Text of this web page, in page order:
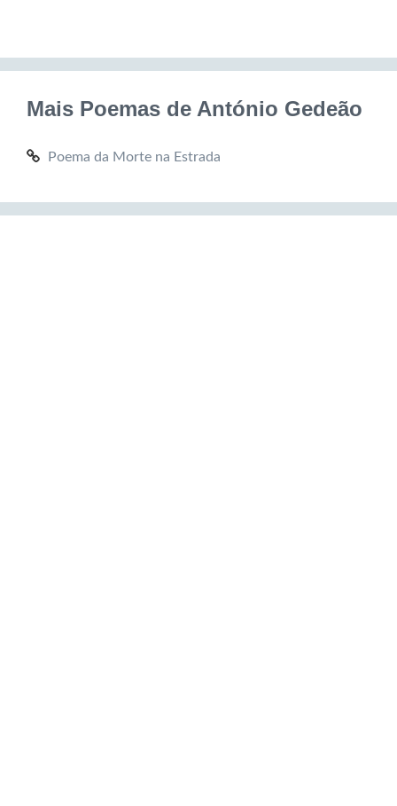
Mais Poemas de António Gedeão
Poema da Morte na Estrada